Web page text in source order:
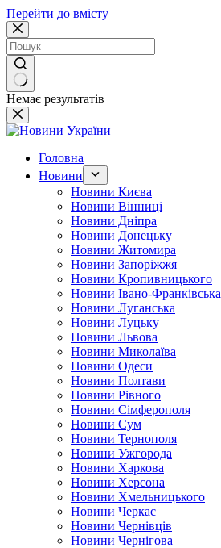
Перейти до вмісту
Немає результатів
Головна
Новини
Новини Києва
Новини Вінниці
Новини Дніпра
Новини Донецьку
Новини Житомира
Новини Запоріжжя
Новини Кропивницького
Новини Івано-Франківська
Новини Луганська
Новини Луцьку
Новини Львова
Новини Миколаїва
Новини Одеси
Новини Полтави
Новини Рівного
Новини Сімферополя
Новини Сум
Новини Тернополя
Новини Ужгорода
Новини Харкова
Новини Херсона
Новини Хмельницького
Новини Черкас
Новини Чернівців
Новини Чернігова